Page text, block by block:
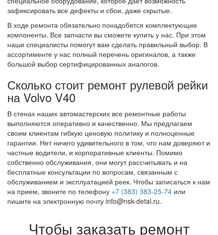
зафиксировать все дефекты и сбои, даже скрытые.
В ходе ремонта обязательно понадобятся комплектующие
компоненты. Все запчасти вы сможете купить у нас. При этом
наши специалисты помогут вам сделать правильный выбор. В
ассортименте у нас полный перечень оригиналов, а также
большой выбор сертифицированных аналогов.
Сколько стоит ремонт рулевой рейки
на Volvo V40
В стенах наших автомастерских все ремонтные работы
выполняются оперативно и качественно. Мы предлагаем
своим клиентам гибкую ценовую политику и полноценные
гарантии. Нет ничего удивительного в том, что нам доверяют и
частные водители, и корпоративные клиенты. Помимо
собственно обслуживания, они могут рассчитывать и на
бесплатные консультации по вопросам, связанным с
обслуживанием и эксплуатацией реек. Чтобы записаться к нам
на прием, звоните по телефону +7 (383) 383-25-74 или
пишите на электронную почту info@nsk-detal.ru.
Чтобы заказать ремонт